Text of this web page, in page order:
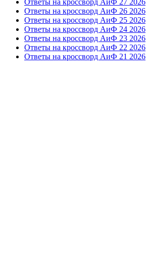
Ответы на кроссворд АиФ 27 2026
Ответы на кроссворд АиФ 26 2026
Ответы на кроссворд АиФ 25 2026
Ответы на кроссворд АиФ 24 2026
Ответы на кроссворд АиФ 23 2026
Ответы на кроссворд АиФ 22 2026
Ответы на кроссворд АиФ 21 2026